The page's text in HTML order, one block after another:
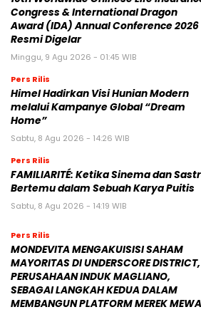
Congress & International Dragon
Award (IDA) Annual Conference 2026
Resmi Digelar
Minggu, 9 Agu 2026 - 01:45 WIB
Pers Rilis
Himel Hadirkan Visi Hunian Modern
melalui Kampanye Global “Dream
Home”
Sabtu, 8 Agu 2026 - 14:26 WIB
Pers Rilis
FAMILIARITÉ: Ketika Sinema dan
Bertemu dalam Sebuah Karya Puitis
Sabtu, 8 Agu 2026 - 14:19 WIB
Pers Rilis
MONDEVITA MENGAKUISISI SAHAM
MAYORITAS DI UNDERSCORE DISTRICT,
PERUSAHAAN INDUK MAGLIANO,
SEBAGAI LANGKAH KEDUA DALAM
MEMBANGUN PLATFORM MEREK